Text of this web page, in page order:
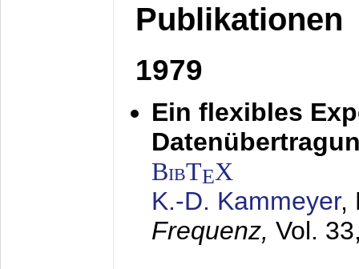
Publikationen
1979
Ein flexibles
BibTEX
K.-D. Kammeyer,
Frequenz, Vol.